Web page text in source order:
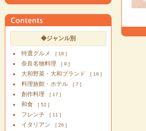
◆ジャンル別
特選グルメ [ 18 ]
奈良名物料理 [ 9 ]
大和野菜・大和ブランド [ 16 ]
料理旅館・ホテル [ 7 ]
創作料理 [ 17 ]
和食 [ 52 ]
フレンチ [ 11 ]
イタリアン [ 26 ]